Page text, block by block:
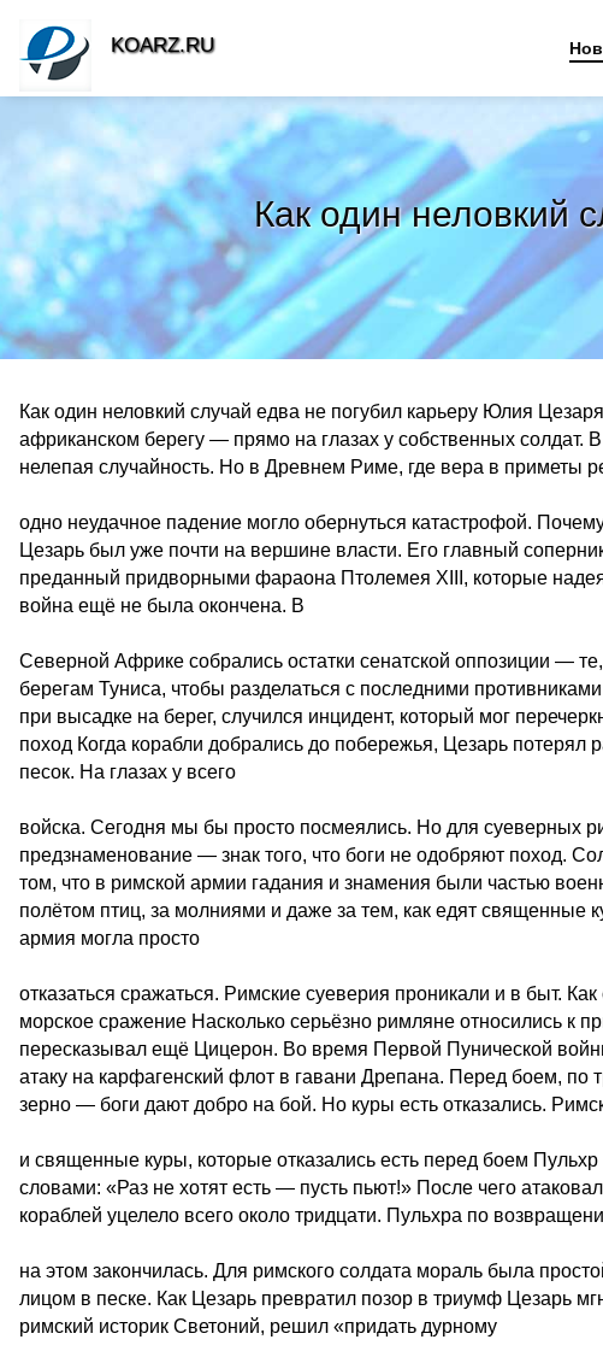
Как один неловкий
Как один неловкий случай едва не погубил карьеру Юлия
африканском берегу — прямо на глазах у собственных солдат.
нелепая случайность. Но в Древнем Риме, где вера в приметы
одно неудачное падение могло обернуться катастрофой.
Цезарь был уже почти на вершине власти. Его главный
преданный придворными фараона Птолемея XIII, которые
война ещё не была окончена. В
Северной Африке собрались остатки сенатской оппозиции —
берегам Туниса, чтобы разделаться с последними
при высадке на берег, случился инцидент, который мог
поход Когда корабли добрались до побережья, Цезарь
песок. На глазах у всего
войска. Сегодня мы бы просто посмеялись. Но для суеверных
предзнаменование — знак того, что боги не одобряют поход.
том, что в римской армии гадания и знамения были частью
полётом птиц, за молниями и даже за тем, как едят священные
армия могла просто
отказаться сражаться. Римские суеверия проникали и в быт.
морское сражение Насколько серьёзно римляне относились к
пересказывал ещё Цицерон. Во время Первой Пунической
атаку на карфагенский флот в гавани Дрепана. Перед боем,
зерно — боги дают добро на бой. Но куры есть отказались.
и священные куры, которые отказались есть перед боем
словами: «Раз не хотят есть — пусть пьют!» После чего
кораблей уцелело всего около тридцати. Пульхра по
на этом закончилась. Для римского солдата мораль была
лицом в песке. Как Цезарь превратил позор в триумф Цезарь
римский историк Светоний, решил «придать дурному
KOARZ.RU